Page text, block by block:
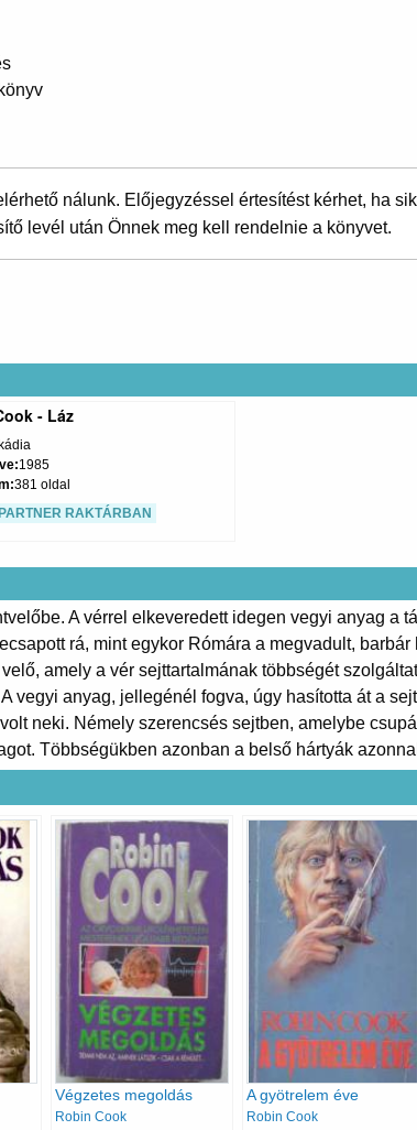
nálunk. Előjegyzéssel értesítést kérhet, ha
levél után Önnek meg kell rendelnie a könyvet.
- Láz
1985
381 oldal
PARTNER RAKTÁRBAN
A vérrel elkeveredett idegen vegyi anyag a
rá, mint egykor Rómára a megvadult, barbár
amely a vér sejttartalmának többségét
vegyi anyag, jellegénél fogva, úgy hasította át a
neki. Némely szerencsés sejtben, amelybe
Többségükben azonban a belső hártyák
Végzetes megoldás
Robin Cook
A gyötrelem éve
Robin Cook